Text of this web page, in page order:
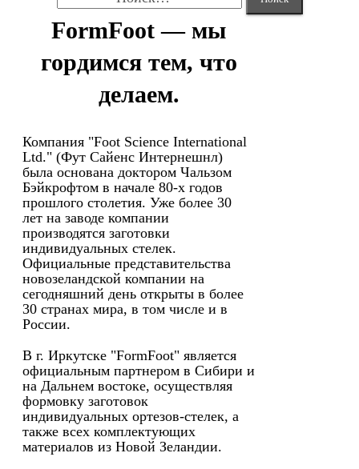
FormFoot — мы
гордимся тем, что
делаем.
Компания "Foot Science International
Ltd." (Фут Сайенс Интернешнл)
была основана доктором Чальзом
Бэйкрофтом в начале 80-х годов
прошлого столетия. Уже более 30
лет на заводе компании
производятся заготовки
индивидуальных стелек.
Официальные представительства
новозеландской компании на
сегодняшний день открыты в более
30 странах мира, в том числе и в
России.
В г. Иркутске "FormFoot" является
официальным партнером в Сибири и
на Дальнем востоке, осуществляя
формовку заготовок
индивидуальных ортезов-стелек, а
также всех комплектующих
материалов из Новой Зеландии.